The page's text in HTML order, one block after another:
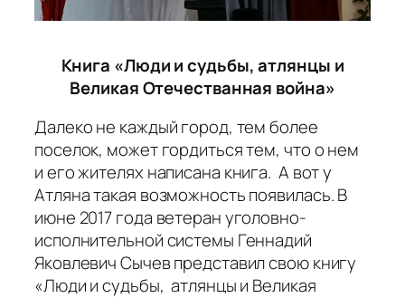
Книга «Люди и судьбы, атлянцы и
Великая Отечестванная война»
Далеко не каждый город, тем более
поселок, может гордиться тем, что о нем
и его жителях написана книга. А вот у
Атляна такая возможность появилась. В
июне 2017 года ветеран уголовно-
исполнительной системы Геннадий
Яковлевич Сычев представил свою книгу
«Люди и судьбы, атлянцы и Великая